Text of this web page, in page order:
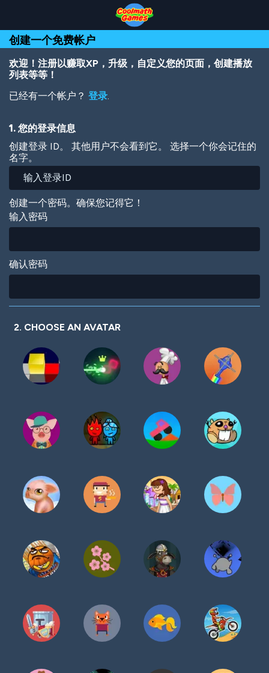
Top
of
Page
Navigation
Main
Content
Footer
到
主
要
内
容
创建一个免费帐户
欢迎！注册以赚取XP，升级，自定义您的页面，创建播放
列表等等！
已经有一个帐户？ 登录.
1. 您的登录信息
创建登录 ID。 其他用户不会看到它。 选择一个你会记住的
名字。
创建一个密码。确保您记得它！
输入密码
确认密码
2. CHOOSE AN AVATAR